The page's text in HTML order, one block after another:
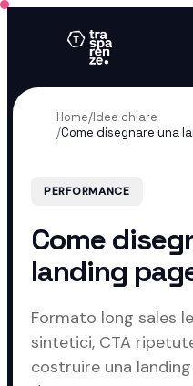
Home/Idee chiare
/Come disegnare una
PERFORMANCE
Come
landing
Formato long sales
sintetici, CTA
costruire una